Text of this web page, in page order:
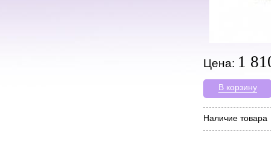
Цена: 1
В корзину
Наличие товара